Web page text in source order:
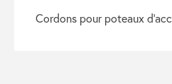
cordons pour poteaux